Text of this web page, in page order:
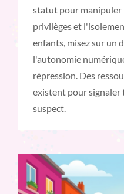
statut pour manipuler
privilèges et
enfants, misez sur un
l'autonomie
répression. Des
existent pour
suspect.